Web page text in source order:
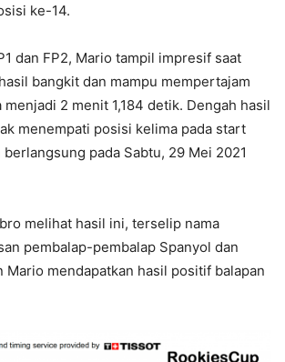
ke-14.
dan FP2, Mario tampil impresif saat
bangkit dan mampu mempertajam
2 menit 1,184 detik. Dengah hasil
menempati posisi kelima pada start
berlangsung pada Sabtu, 29 Mei 2021
melihat hasil ini, terselip nama
pembalap-pembalap Spanyol dan
Mario mendapatkan hasil positif balapan